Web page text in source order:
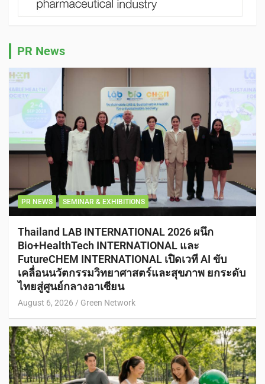
PR News
PR NEWS SEMINAR & EXHIBITIONS
Thailand LAB INTERNATIONAL 2026 ผนึก
Bio+HealthTech INTERNATIONAL และ
FutureCHEM INTERNATIONAL เปิดเวที AI ขับ
เคลื่อนนวัตกรรมวิทยาศาสตร์และสุขภาพ ยกระดับ
ไทยสู่ศูนย์กลางอาเซียน
August 6, 2026 Green Network